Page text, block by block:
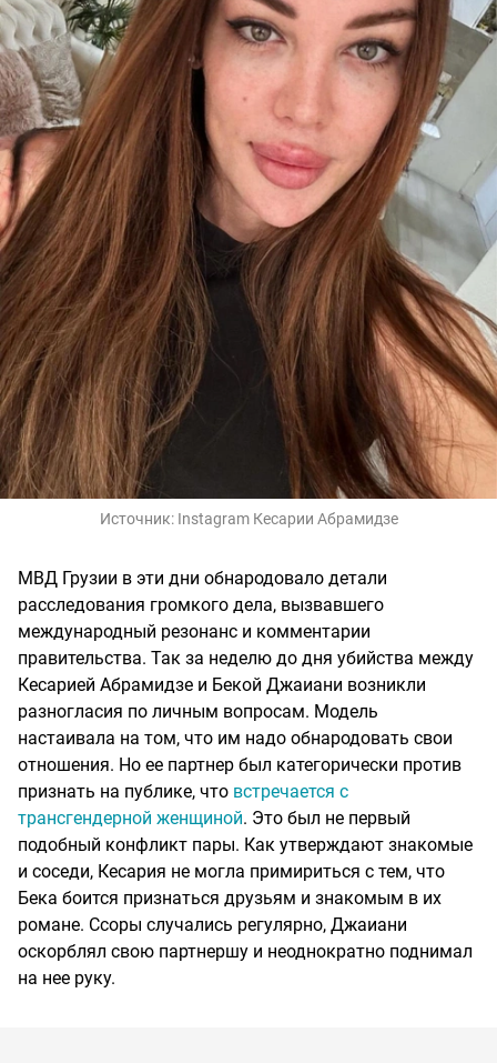
Источник: Instagram Кесарии Абрамидзе
МВД Грузии в эти дни обнародовало детали
расследования громкого дела, вызвавшего
международный резонанс и комментарии
правительства. Так за неделю до дня убийства между
Кесарией Абрамидзе и Бекой Джаиани возникли
разногласия по личным вопросам. Модель
настаивала на том, что им надо обнародовать свои
отношения. Но ее партнер был категорически против
признать на публике, что встречается с
трансгендерной женщиной. Это был не первый
подобный конфликт пары. Как утверждают знакомые
и соседи, Кесария не могла примириться с тем, что
Бека боится признаться друзьям и знакомым в их
романе. Ссоры случались регулярно, Джаиани
оскорблял свою партнершу и неоднократно поднимал
на нее руку.